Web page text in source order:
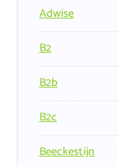
Adwise
B2
B2b
B2c
Beeckestijn